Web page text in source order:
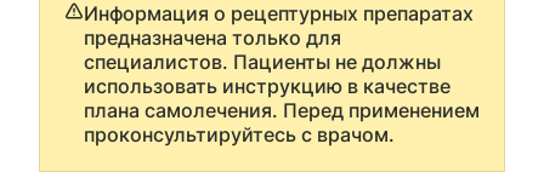
Информация о рецептурных препаратах
предназначена только для
специалистов. Пациенты не должны
использовать инструкцию в качестве
плана самолечения. Перед применением
проконсультируйтесь с врачом.